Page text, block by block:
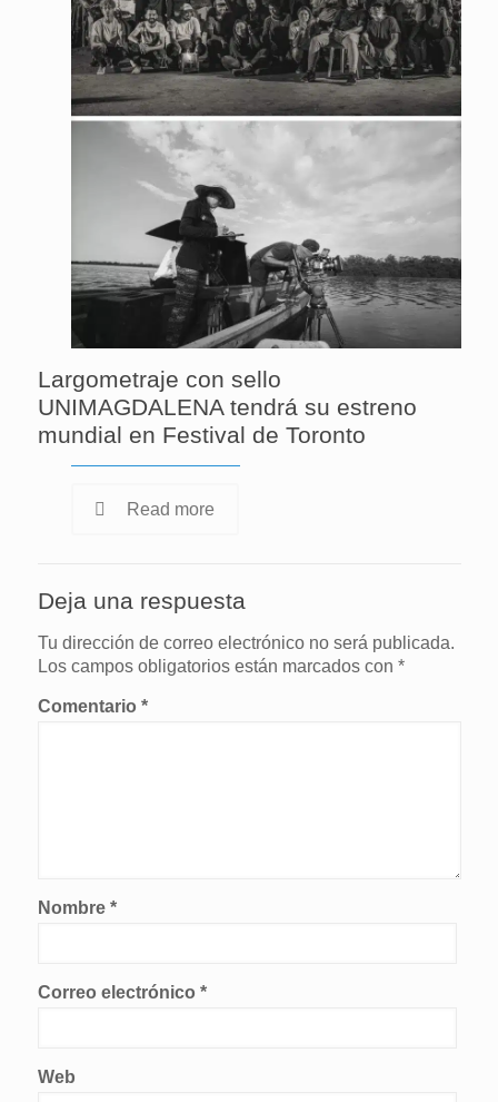
Largometraje con sello
UNIMAGDALENA tendrá su estreno
mundial en Festival de Toronto
Read more
Deja una respuesta
Tu dirección de correo electrónico no será publicada.
Los campos obligatorios están marcados con *
Comentario *
Nombre *
Correo electrónico *
Web